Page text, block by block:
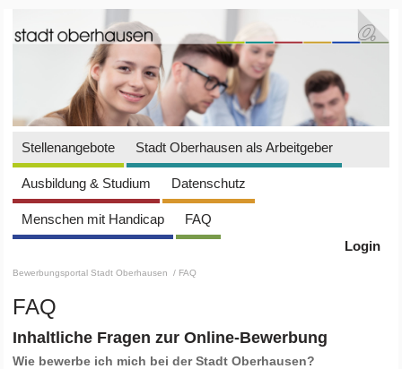
Stellenangebote Stadt Oberhausen als Arbeitgeber
Ausbildung & Studium Datenschutz
Menschen mit Handicap
FAQ
Login
Bewerbungsportal Stadt Oberhausen / FAQ
FAQ
Inhaltliche Fragen zur Online-Bewerbung
Wie bewerbe ich mich bei der Stadt Oberhausen?